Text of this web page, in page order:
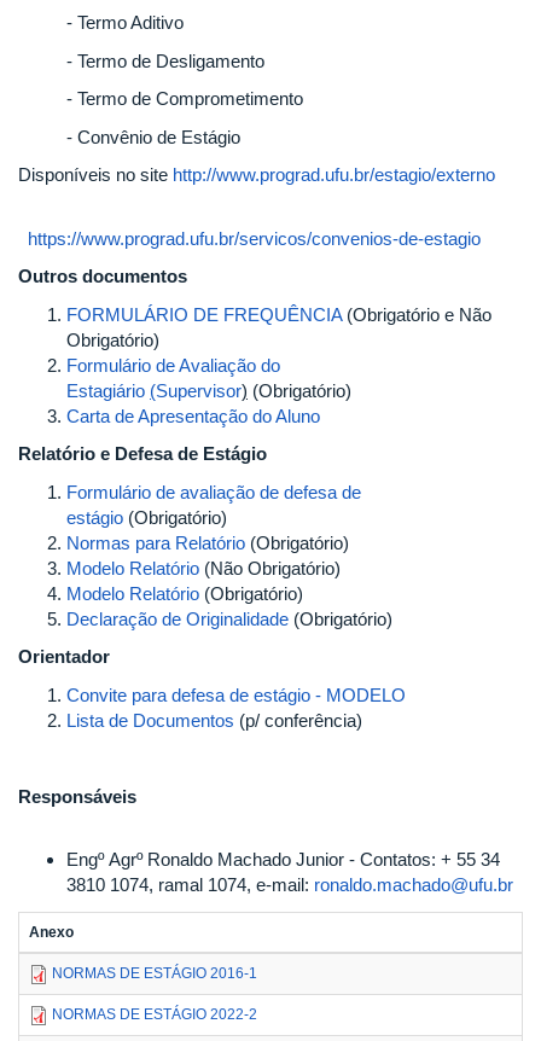
- Termo Aditivo
- Termo de Desligamento
- Termo de Comprometimento
- Convênio de Estágio
Disponíveis no site http://www.prograd.ufu.br/estagio/externo
https://www.prograd.ufu.br/servicos/convenios-de-estagio
Outros documentos
FORMULÁRIO DE FREQUÊNCIA (Obrigatório e Não
Obrigatório)
Formulário de Avaliação do
Estagiário (Supervisor) (Obrigatório)
Carta de Apresentação do Aluno
Relatório e Defesa de Estágio
Formulário de avaliação de defesa de
estágio (Obrigatório)
Normas para Relatório (Obrigatório)
Modelo Relatório (Não Obrigatório)
Modelo Relatório (Obrigatório)
Declaração de Originalidade (Obrigatório)
Orientador
Convite para defesa de estágio - MODELO
Lista de Documentos (p/ conferência)
Responsáveis
Engº Agrº Ronaldo Machado Junior - Contatos: + 55 34
3810 1074, ramal 1074, e-mail: ronaldo.machado@ufu.br
Anexo
NORMAS DE ESTÁGIO 2016-1
NORMAS DE ESTÁGIO 2022-2